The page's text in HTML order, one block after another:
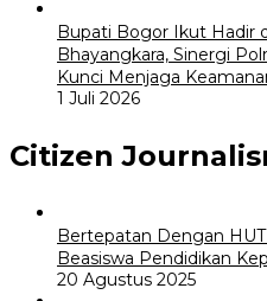
Bupati Bogor Ikut Hadir
Bhayangkara, Sinergi
Kunci Menjaga
1 Juli 2026
Citizen
Bertepatan Dengan
Beasiswa Pendidikan
20 Agustus 2025